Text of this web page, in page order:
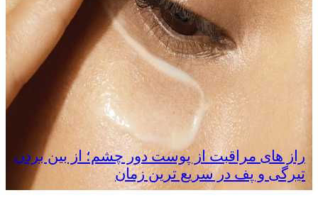
راز های مراقبت از پوست دور چشم؛ از بین بردن
تیرگی و پف در سریع‌ ترین زمان